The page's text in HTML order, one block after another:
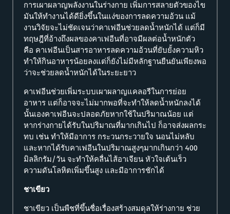
การเผาผลาญพลังงานในร่างกาย เพิ่มการสลายตัวของไข
มันให้ทำงานได้ดียิ่งขึ้นในแง่ของการลดความอ้วน แม้
งานวิจัยจะไม่ชัดเจนว่าคาเฟอีนช่วยลดน้ำหนักได้ แต่ก็มี
ทฤษฎีที่อ้างถึงผลของคาเฟอีนที่อาจมีผลต่อน้ำหนักตัว
คือ คาเฟอีนเป็นสารอาหารลดความอ้วนที่ยับยั้งความหิว
ทำให้กินอาหารน้อยลงแต่ก็ยังไม่มีหลักฐานยืนยันเพียงพอ
ว่าจะช่วยลดน้ำหนักได้ในระยะยาว
คาเฟอีนช่วยเพิ่มระบบเผาผลาญแคลอรีในการย่อย
อาหาร แต่ก็อาจจะไม่มากพอที่จะทำให้ลดน้ำหนักลงได้
นั้นเองคาเฟอีนจะปลอดภัยหากใช้ในปริมาณน้อย แต่
หากร่างกายได้รับในปริมาณที่มากเกินไป ก็อาจส่งผลกระ
ทบ เช่น ทำให้มีอาการ กระวนกระวายใจ นอนไม่หลับ
และหากได้รับคาเฟอีนในปริมาณสูงๆมากเกินกว่า 400
มิลลิกรัม/วัน จะทำให้คลื่นไส้อาเจียน หัวใจเต้นเร็ว
ความดันโลหิตเพิ่มขึ้นสูง และมีอาการชักได้
ชาเขียว
ชาเขียว เป็นพืชที่ขึ้นชื่อเรื่องสร้างสมดุลให้ร่างกาย ช่วย